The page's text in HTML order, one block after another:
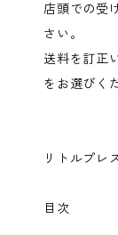
店頭での受
さい。
送料を訂正
をお選びく
リトルプレ
目次